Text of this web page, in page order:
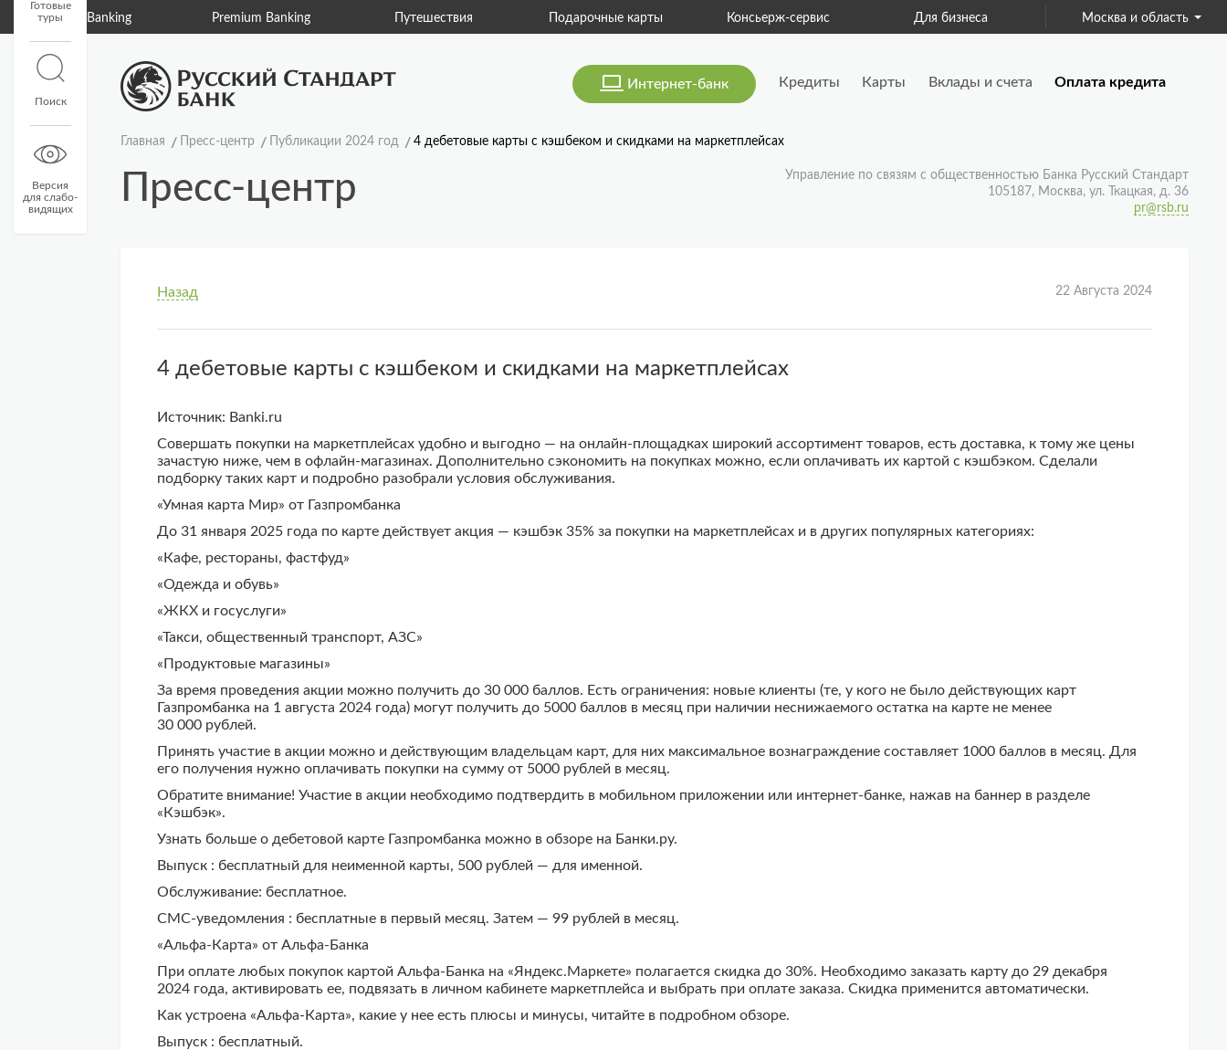
Private Banking Premium Banking Путешествия Подарочные карты Консьерж-сервис Для бизнеса Страхование
Москва и область
Готовые
туры
Поиск
Версия
для слабо-
видящих
Интернет-банк Кредиты Карты Вклады и счета Оплата кредита
Главная Пресс-центр Публикации 2024 год 4 дебетовые карты с кэшбеком и скидками на маркетплейсах
Пресс-центр
Управление по связям с общественностью Банка Русский Стандарт
105187, Москва, ул. Ткацкая, д. 36
pr@rsb.ru
Назад 22 Августа 2024
4 дебетовые карты с кэшбеком и скидками на маркетплейсах
Источник: Banki.ru
Совершать покупки на маркетплейсах удобно и выгодно — на онлайн-площадках широкий ассортимент товаров, есть доставка, к тому же цены
зачастую ниже, чем в офлайн-магазинах. Дополнительно сэкономить на покупках можно, если оплачивать их картой с кэшбэком. Сделали
подборку таких карт и подробно разобрали условия обслуживания.
«Умная карта Мир» от Газпромбанка
До 31 января 2025 года по карте действует акция — кэшбэк 35% за покупки на маркетплейсах и в других популярных категориях:
«Кафе, рестораны, фастфуд»
«Одежда и обувь»
«ЖКХ и госуслуги»
«Такси, общественный транспорт, АЗС»
«Продуктовые магазины»
За время проведения акции можно получить до 30 000 баллов. Есть ограничения: новые клиенты (те, у кого не было действующих карт
Газпромбанка на 1 августа 2024 года) могут получить до 5000 баллов в месяц при наличии неснижаемого остатка на карте не менее
30 000 рублей.
Принять участие в акции можно и действующим владельцам карт, для них максимальное вознаграждение составляет 1000 баллов в месяц. Для
его получения нужно оплачивать покупки на сумму от 5000 рублей в месяц.
Обратите внимание! Участие в акции необходимо подтвердить в мобильном приложении или интернет-банке, нажав на баннер в разделе
«Кэшбэк».
Узнать больше о дебетовой карте Газпромбанка можно в обзоре на Банки.ру.
Выпуск : бесплатный для неименной карты, 500 рублей — для именной.
Обслуживание: бесплатное.
СМС-уведомления : бесплатные в первый месяц. Затем — 99 рублей в месяц.
«Альфа-Карта» от Альфа-Банка
При оплате любых покупок картой Альфа-Банка на «Яндекс.Маркете» полагается скидка до 30%. Необходимо заказать карту до 29 декабря
2024 года, активировать ее, подвязать в личном кабинете маркетплейса и выбрать при оплате заказа. Скидка применится автоматически.
Как устроена «Альфа-Карта», какие у нее есть плюсы и минусы, читайте в подробном обзоре.
Выпуск : бесплатный.